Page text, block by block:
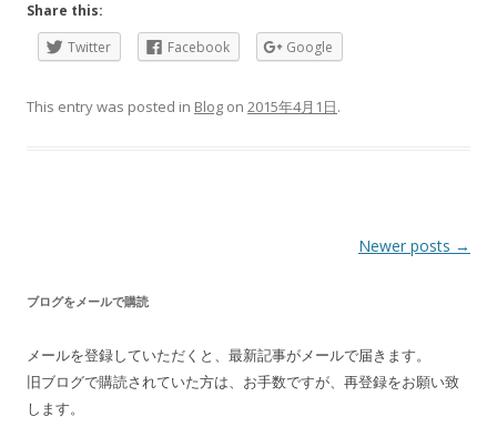
Share this:
Twitter
Facebook Google
This entry was posted in Blog on 2015年4月1日.
Newer posts →
ブログをメールで購読
メールを登録していただくと、最新記事がメールで届きます。
旧ブログで購読されていた方は、お手数ですが、再登録をお願い致
します。